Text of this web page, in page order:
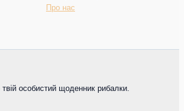
Про нас
особистий щоденник рибалки.